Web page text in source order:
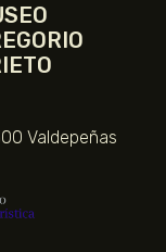
Valdepeñas